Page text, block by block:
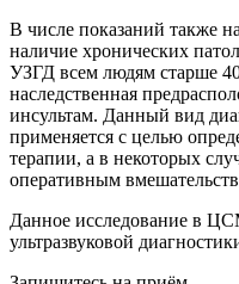
В числе показаний также
наличие хронических
УЗГД всем людям старше
наследственная
инсультам. Данный вид
применяется с целью
терапии, а в некоторых
оперативным
Данное исследование в
ультразвуковой